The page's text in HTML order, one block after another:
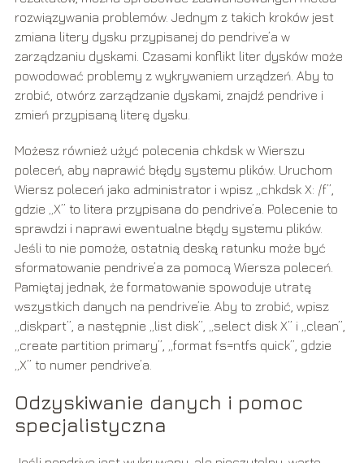
rozwiązywania problemów. Jednym z takich kroków jest
zmiana litery dysku przypisanej do pendrive’a w
zarządzaniu dyskami. Czasami konflikt liter dysków może
powodować problemy z wykrywaniem urządzeń. Aby to
zrobić, otwórz zarządzanie dyskami, znajdź pendrive i
zmień przypisaną literę dysku.
Możesz również użyć polecenia chkdsk w Wierszu
poleceń, aby naprawić błędy systemu plików. Uruchom
Wiersz poleceń jako administrator i wpisz „chkdsk X: /f”,
gdzie „X” to litera przypisana do pendrive’a. Polecenie to
sprawdzi i naprawi ewentualne błędy systemu plików.
Jeśli to nie pomoże, ostatnią deską ratunku może być
sformatowanie pendrive’a za pomocą Wiersza poleceń.
Pamiętaj jednak, że formatowanie spowoduje utratę
wszystkich danych na pendrive’ie. Aby to zrobić, wpisz
„diskpart”, a następnie „list disk”, „select disk X” i „clean”,
„create partition primary”, „format fs=ntfs quick”, gdzie
„X” to numer pendrive’a.
Odzyskiwanie danych i pomoc
specjalistyczna